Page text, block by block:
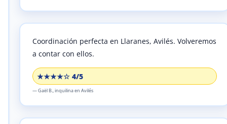
★★★★☆ 4/5
Coordinación perfecta en Llaranes, Avilés. Volveremos
a contar con ellos.
—Gaël B.,inquilinaen Avilés